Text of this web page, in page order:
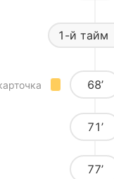
1-й тайм
68’
71’
77’